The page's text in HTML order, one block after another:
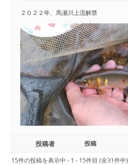
２０２２年、馬瀬川上流解禁
投稿者
投稿
15件の投稿を表示中 - 1 - 15件目 (全31件中)